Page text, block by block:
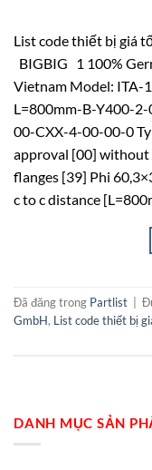
List code thiết bị giá
BIGBIG 1 100%
Vietnam Model: ITA-
L=800mm-B-Y400-
00-CXX-4-00-00-0
approval [00] without
flanges [39] Phi
c to c distance
Đã đăng trong Partlist
GmbH, List code thiết bị
DANH MỤC SẢN